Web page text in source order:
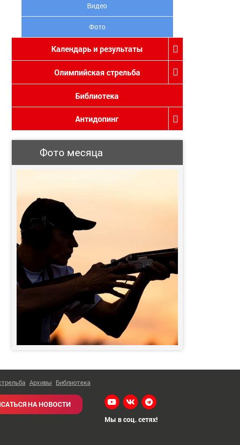
Видео
Фото
Календарь и результаты
Олимпийская стрельба
Библиотека
Антидопинг
Фото месяца
Архивы Библиотека
НА НОВОСТИ
Мы в соц. сетях!